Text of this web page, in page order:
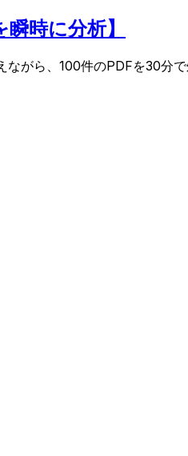
時に分析】
がら、100件のPDFを30分で